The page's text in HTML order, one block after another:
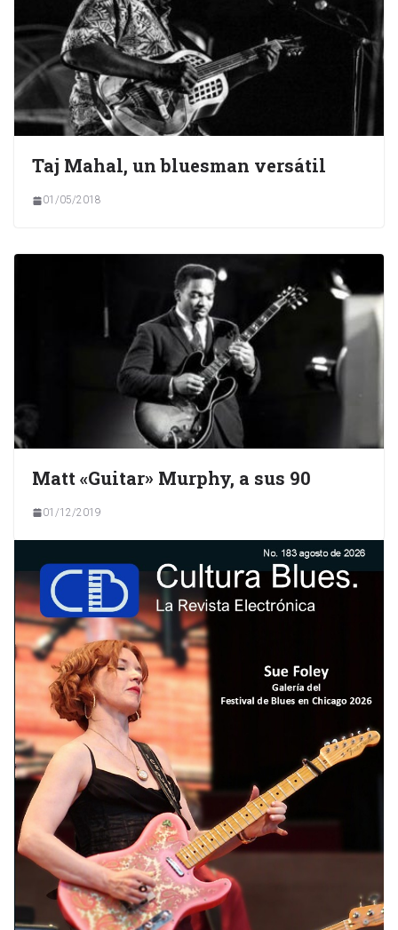
Taj Mahal, un bluesman versátil
01/05/2018
Matt «Guitar» Murphy, a sus 90
01/12/2019